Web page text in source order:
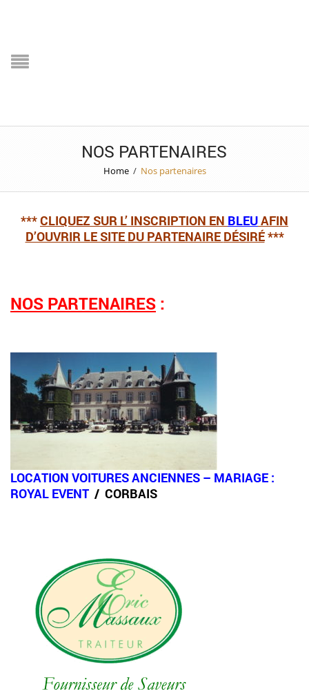
NOS PARTENAIRES
Home / Nos partenaires
***CLIQUEZ SUR L’ INSCRIPTION EN BLEUAFIN
D’OUVRIR LE SITE DU PARTENAIRE DÉSIRÉ***
NOS PARTENAIRES :
LOCATION VOITURES ANCIENNES – MARIAGE :
ROYAL EVENT / CORBAIS